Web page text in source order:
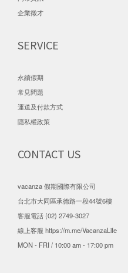
企業徵才
SERVICE
永續假期
常見問題
運送及付款方式
隱私權政策
CONTACT US
vacanza 假期國際有限公司
台北市大同區承德路一段44號6樓
客服電話 (02) 2749-3027
線上客服 https://m.me/VacanzaLife
MON - FRI / 10:00 am - 17:00 pm